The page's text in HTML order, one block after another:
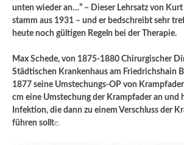
unten wieder an…” – Dieser Lehrsatz von Kurt
stamm aus 1931 – und er bedschreibt sehr
heute noch gültigen Regeln bei der Therapie.
Max Schede, von 1875-1880 Chirurgischer
Städtischen Krankenhaus am Friedrichshain
1877 seine Umstechungs-OP von
cm eine Umstechung der Krampfader an und
Infektion, die dann zu einem Verschluss der
führen sollte.